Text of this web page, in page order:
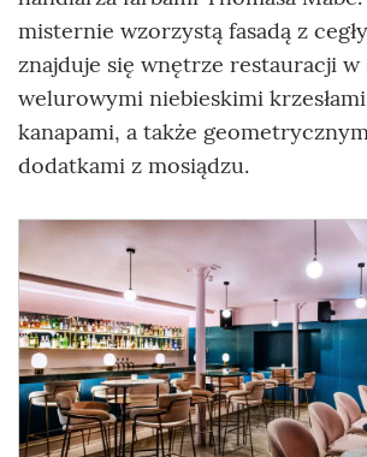
misternie wzorzystą fasadą z
znajduje się wnętrze restauracji
welurowymi niebieskimi
kanapami, a także
dodatkami z mosiądzu.